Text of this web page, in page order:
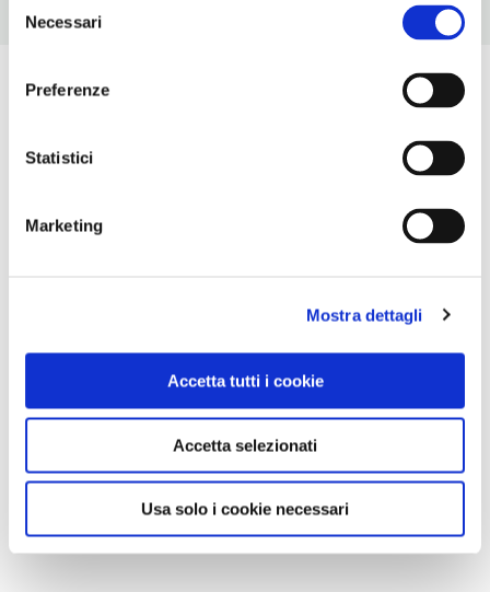
delNecessari
Preferenze
Statistici
Marketing
Mostra dettagli
Accetta tutti i cookie
Accetta selezionati
Usa solo i cookie necessari